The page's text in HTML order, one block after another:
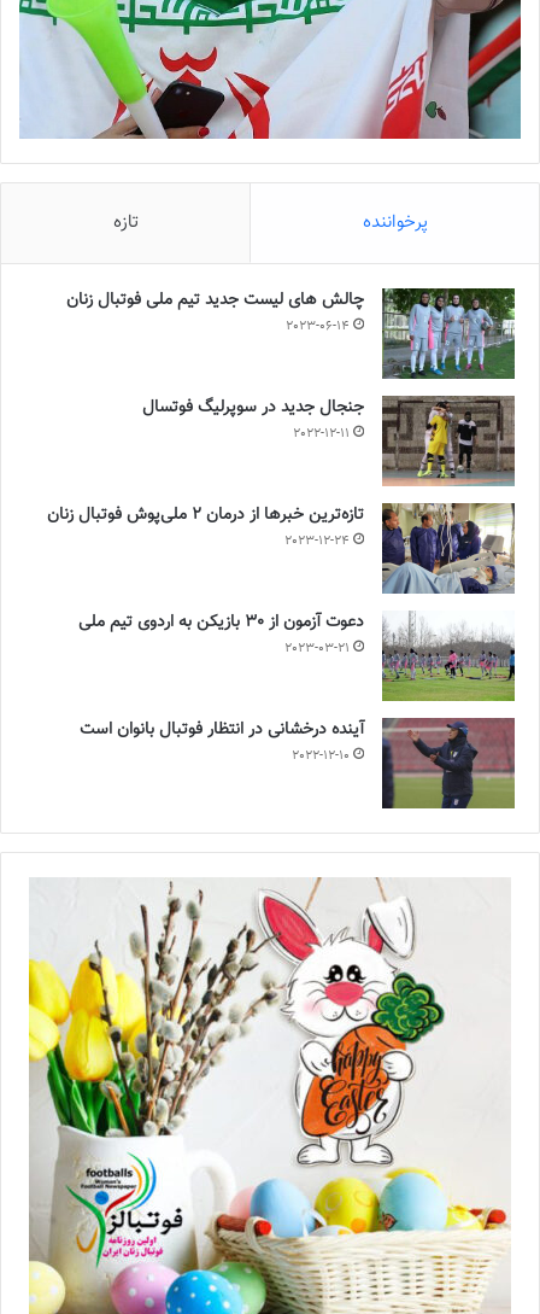
پرخواننده تازه
چالش هاى ليست جدید تيم ملى فوتبال زنان
2023-06-14
جنجال جدید در سوپرلیگ فوتسال
2022-12-11
تازه‌ترین خبرها از درمان ۲ ملی‌پوش فوتبال زنان
2023-12-24
دعوت آزمون از 30 بازیکن به اردوی تیم ملی
2023-03-21
آینده درخشانی در انتظار فوتبال بانوان است
2022-12-10